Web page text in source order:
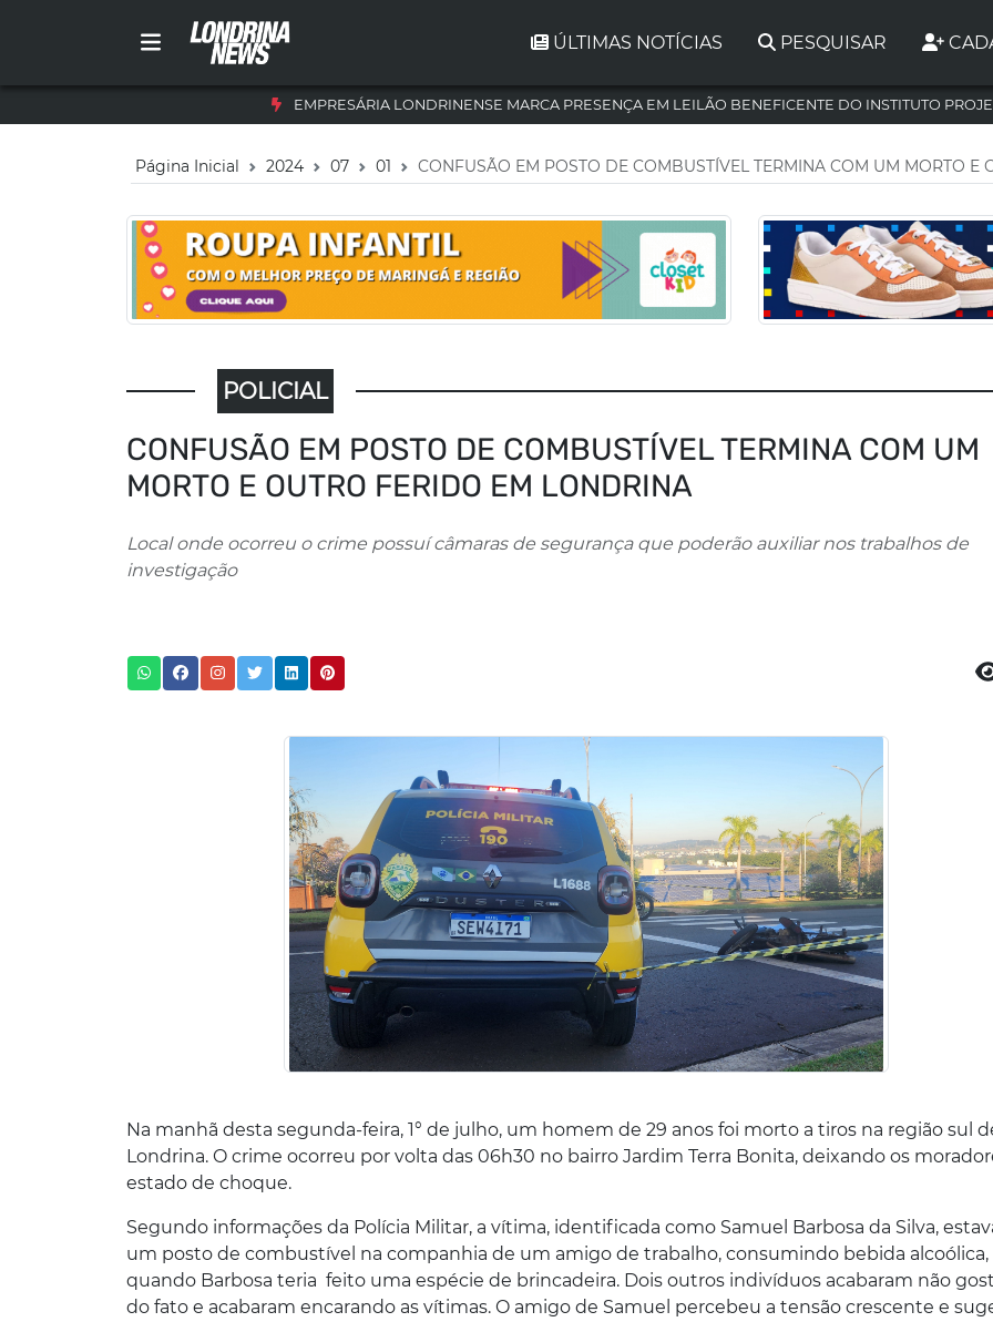
ÚLTIMAS NOTÍCIAS PESQUISAR
EMPRESÁRIA LONDRINENSE MARCA PRESENÇA EM LEILÃO BENEFICENTE DO INSTITUTO
Página Inicial 2024 07 01 CONFUSÃO EM POSTO DE COMBUSTÍVEL TERMINA COM UM MORTO E
POLICIAL
CONFUSÃO EM POSTO DE COMBUSTÍVEL TERMINA COM UM
MORTO E OUTRO FERIDO EM LONDRINA
Local onde ocorreu o crime possuí câmaras de segurança que poderão auxiliar nos trabalhos de
investigação
Na manhã desta segunda-feira, 1° de julho, um homem de 29 anos foi morto a tiros na região sul
Londrina. O crime ocorreu por volta das 06h30 no bairro Jardim Terra Bonita, deixando os
estado de choque.
Segundo informações da Polícia Militar, a vítima, identificada como Samuel Barbosa da Silva,
um posto de combustível na companhia de um amigo de trabalho, consumindo bebida alcoólica,
quando Barbosa teria feito uma espécie de brincadeira. Dois outros indivíduos acabaram não
do fato e acabaram encarando as vítimas. O amigo de Samuel percebeu a tensão crescente e